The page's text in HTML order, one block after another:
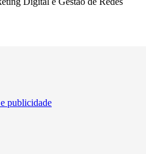
publicidade